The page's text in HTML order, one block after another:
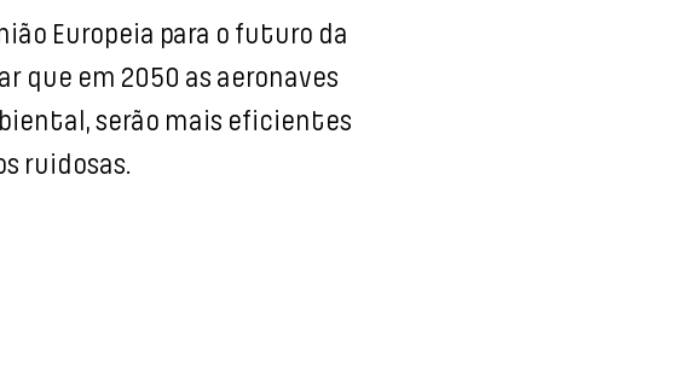
Europeia para o futuro da
que em 2050 as aeronaves
serão mais eficientes
ruidosas.